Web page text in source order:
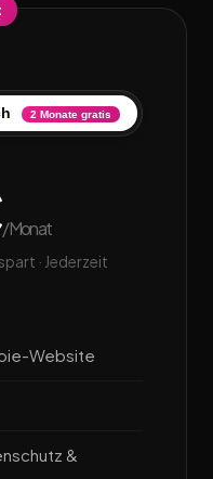
2 Monate gratis
/Monat
· Jederzeit
Website
&